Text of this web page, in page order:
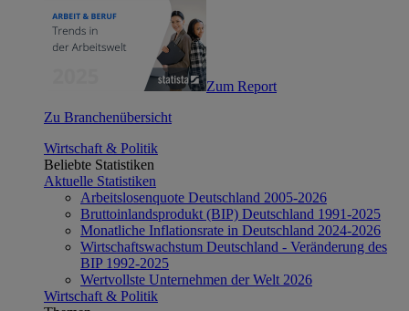
Zum Report
Zu Branchenübersicht
Wirtschaft & Politik
Beliebte Statistiken
Aktuelle Statistiken
Arbeitslosenquote Deutschland 2005-2026
Bruttoinlandsprodukt (BIP) Deutschland 1991-2025
Monatliche Inflationsrate in Deutschland 2024-2026
Wirtschaftswachstum Deutschland - Veränderung des
BIP 1992-2025
Wertvollste Unternehmen der Welt 2026
Wirtschaft & Politik